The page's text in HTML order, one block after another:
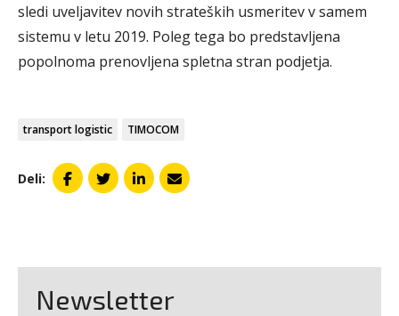
sledi uveljavitev novih strateških usmeritev v samem
sistemu v letu 2019. Poleg tega bo predstavljena
popolnoma prenovljena spletna stran podjetja.
transport logistic TIMOCOM
Deli:
Newsletter